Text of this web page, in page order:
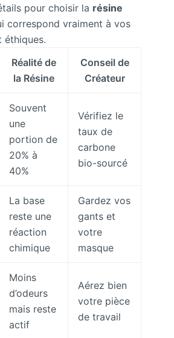
pour choisir la résine
correspond vraiment à vos
éthiques.
Réalité de
la Résine
Conseil de
Créateur
Souvent
une
portion de
20% à
40%
Vérifiez le
taux de
carbone
bio-sourcé
La base
reste une
réaction
chimique
Gardez vos
gants et
votre
masque
Moins
d’odeurs
mais reste
actif
Aérez bien
votre pièce
de travail